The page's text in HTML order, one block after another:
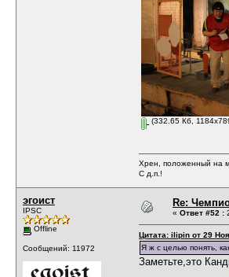
(332.65 Кб,
Хрен, положенный на
С д.п.!
эгоист
IPSC
Offline
Сообщений: 11972
Re:
« Ответ #52 :
Цитата: ilipin от 29
Я ж с целью понять,
Заметьте,это